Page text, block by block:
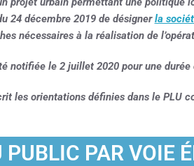
24 décembre 2019 de désignerla
nécessaires à la réalisation de
notifiée le 2 juillet 2020 pour une durée
les orientations définies dans le PLU
PAR VOIE